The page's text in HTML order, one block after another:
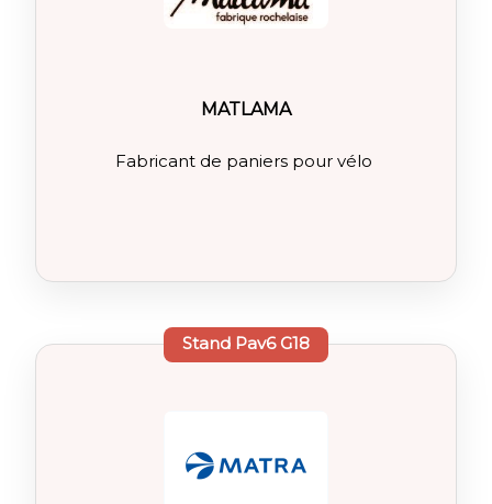
MATLAMA
Fabricant de paniers pour vélo
StandPav6 G18